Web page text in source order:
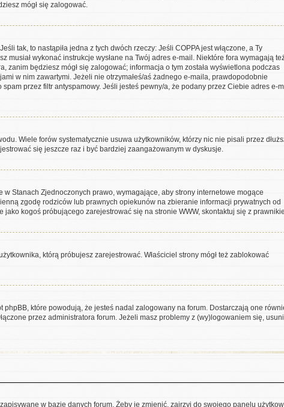
mógł się zalogować.
tak, to nastąpiła jedna z tych dwóch rzeczy: Jeśli COPPA jest włączone, a Ty
musiał wykonać instrukcje wysłane na Twój adres e-mail. Niektóre fora wymagają
będziesz mógł się zalogować; informacja o tym została wyświetlona podczas
w nim zawartymi. Jeżeli nie otrzymałeś/aś żadnego e-maila, prawdopodobnie
przez filtr antyspamowy. Jeśli jesteś pewny/a, że podany przez Ciebie adres e-
Wiele forów systematycznie usuwa użytkowników, którzy nic nie pisali przez
się jeszcze raz i być bardziej zaangażowanym w dyskusje.
Stanach Zjednoczonych prawo, wymagające, aby strony internetowe mogące
zgodę rodziców lub prawnych opiekunów na zbieranie informacji prywatnych od
kogoś próbującego zarejestrować się na stronie WWW, skontaktuj się z
którą próbujesz zarejestrować. Właściciel strony mógł też zablokować
phpBB, które powodują, że jesteś nadal zalogowany na forum. Dostarczają one
przez administratora forum. Jeżeli masz problemy z (wy)logowaniem się,
w bazie danych forum. Żeby je zmienić, zajrzyj do swojego panelu